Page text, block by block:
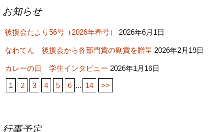
投
稿
ナ
ビ
ー
シ
お知らせ
後援会たより56号（2026年春号） 2026年6月1日
なわてん 後援会から各部門賞の副賞を贈呈 2026年2月19日
カレーの日 学生インタビュー 2026年1月16日
1 2 3 4 5 6 ... 14 >>
行事予定